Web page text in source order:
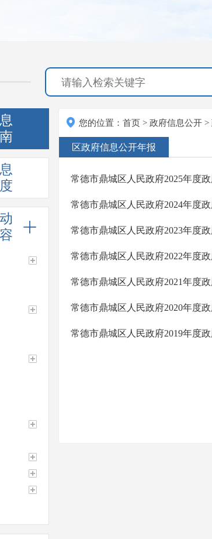
您的位置： 首页 > 政府信息公开 >
区政府信息公开年报
常德市鼎城区人民政府2025年度
常德市鼎城区人民政府2024年度
常德市鼎城区人民政府2023年度
常德市鼎城区人民政府2022年度
常德市鼎城区人民政府2021年度
常德市鼎城区人民政府2020年度
常德市鼎城区人民政府2019年度